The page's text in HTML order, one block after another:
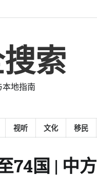
索
地指南
视听 文化 移民
74国 | 中方